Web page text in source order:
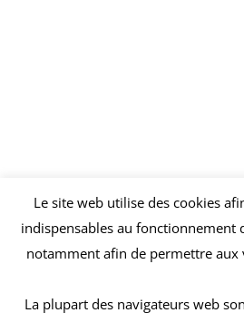
Le site web utilise des cookies
indispensables au fonctionnement
notamment afin de permettre aux
La plupart des navigateurs web